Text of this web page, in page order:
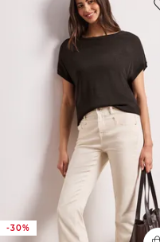
-30%